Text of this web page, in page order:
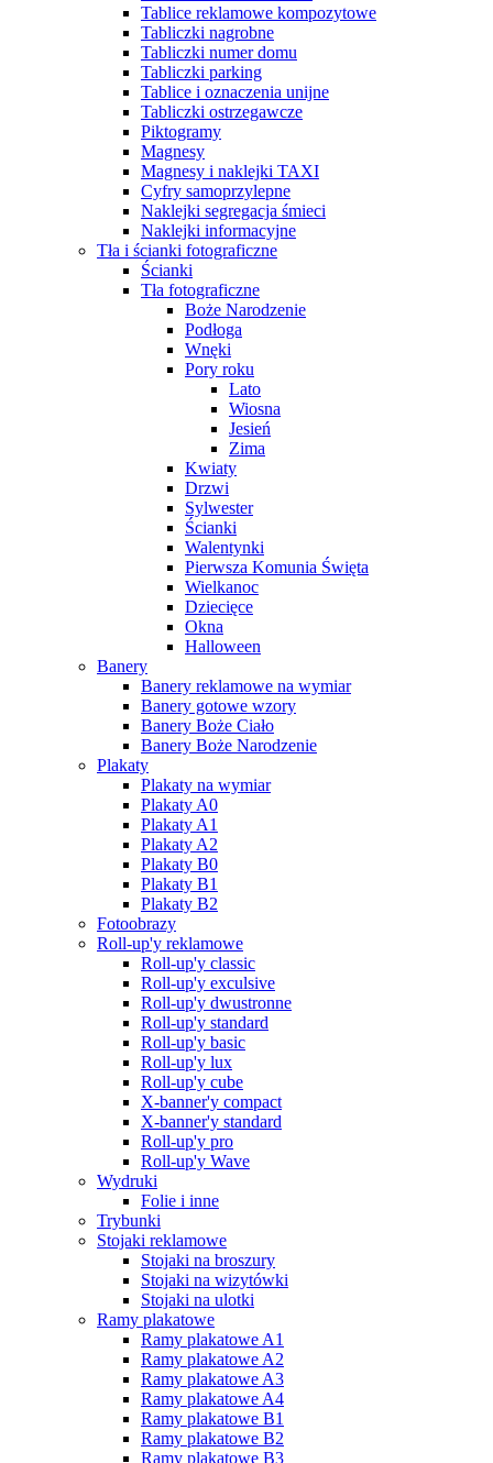
Tablice reklamowe kompozytowe
Tabliczki nagrobne
Tabliczki numer domu
Tabliczki parking
Tablice i oznaczenia unijne
Tabliczki ostrzegawcze
Piktogramy
Magnesy
Magnesy i naklejki TAXI
Cyfry samoprzylepne
Naklejki segregacja śmieci
Naklejki informacyjne
Tła i ścianki fotograficzne
Ścianki
Tła fotograficzne
Boże Narodzenie
Podłoga
Wnęki
Pory roku
Lato
Wiosna
Jesień
Zima
Kwiaty
Drzwi
Sylwester
Ścianki
Walentynki
Pierwsza Komunia Święta
Wielkanoc
Dziecięce
Okna
Halloween
Banery
Banery reklamowe na wymiar
Banery gotowe wzory
Banery Boże Ciało
Banery Boże Narodzenie
Plakaty
Plakaty na wymiar
Plakaty A0
Plakaty A1
Plakaty A2
Plakaty B0
Plakaty B1
Plakaty B2
Fotoobrazy
Roll-up'y reklamowe
Roll-up'y classic
Roll-up'y exculsive
Roll-up'y dwustronne
Roll-up'y standard
Roll-up'y basic
Roll-up'y lux
Roll-up'y cube
X-banner'y compact
X-banner'y standard
Roll-up'y pro
Roll-up'y Wave
Wydruki
Folie i inne
Trybunki
Stojaki reklamowe
Stojaki na broszury
Stojaki na wizytówki
Stojaki na ulotki
Ramy plakatowe
Ramy plakatowe A1
Ramy plakatowe A2
Ramy plakatowe A3
Ramy plakatowe A4
Ramy plakatowe B1
Ramy plakatowe B2
Ramy plakatowe B3